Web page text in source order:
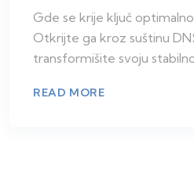
Gde se krije ključ
Otkrijte ga kroz suštinu
transformišite svoju
READ MORE